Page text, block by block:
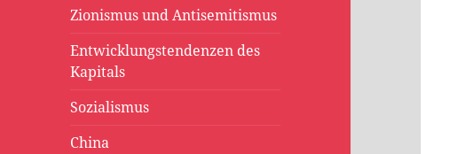
Zionismus und Antisemitismus
Entwicklungstendenzen des
Kapitals
Sozialismus
China